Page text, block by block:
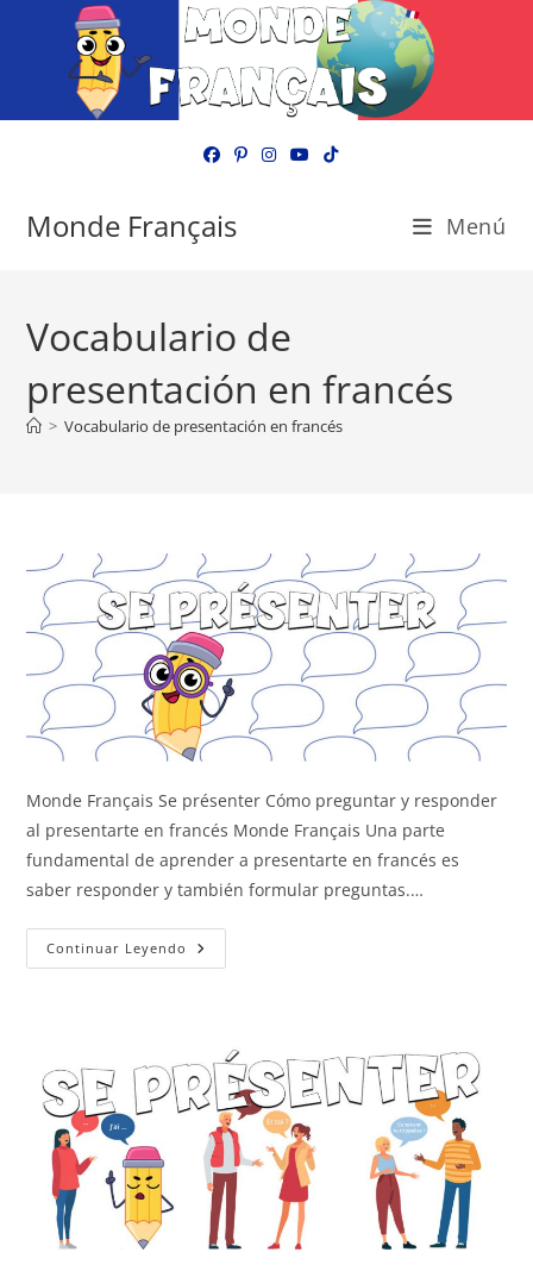
Monde Français Menú
Vocabulario de
presentación en francés
> Vocabulario de presentación en francés
Monde Français Se présenter Cómo preguntar y responder
al presentarte en francés Monde Français Una parte
fundamental de aprender a presentarte en francés es
saber responder y también formular preguntas.…
Continuar Leyendo Preguntar
Y